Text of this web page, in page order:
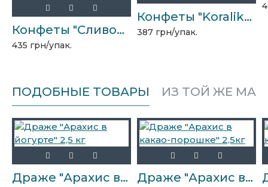
Конфеты "Сливочный коктейль" банан с шоколадом 1,7кг
435 грн/упак.
Конфеты "Koralik" со вкусом барбариса 1,5кг
387 грн/упак.
ПОДОБНЫЕ ТОВАРЫ ИЗ ТОЙ ЖЕ
Драже "Арахис в йогурте" 2,5 кг Драже "Арахис в какао-порошке" 2,5кг